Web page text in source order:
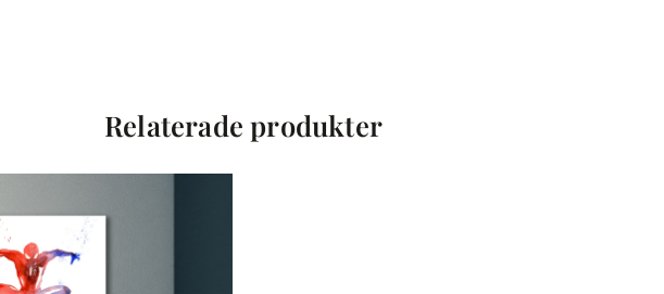
Relaterade produkter